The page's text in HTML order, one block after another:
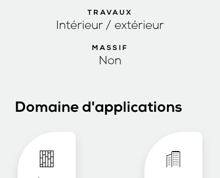
TRAVAUX
Intérieur / extérieur
MASSIF
Non
Domaine d'applications